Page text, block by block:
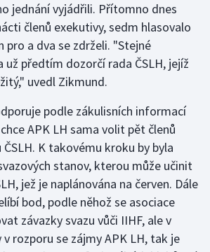
jednání vyjádřili. Přítomno dnes
členů exekutivy, sedm hlasovalo
pro a dva se zdrželi. "Stejné
už předtím dozorčí rada ČSLH, jejíž
uvedl Zikmund.
podle zákulisních informací
APK LH sama volit pět členů
K takovému kroku by byla
stanov, kterou může učinit
jež je naplánována na červen. Dále
bod, podle něhož se asociace
závazky svazu vůči IIHF, ale v
v rozporu se zájmy APK LH, tak je